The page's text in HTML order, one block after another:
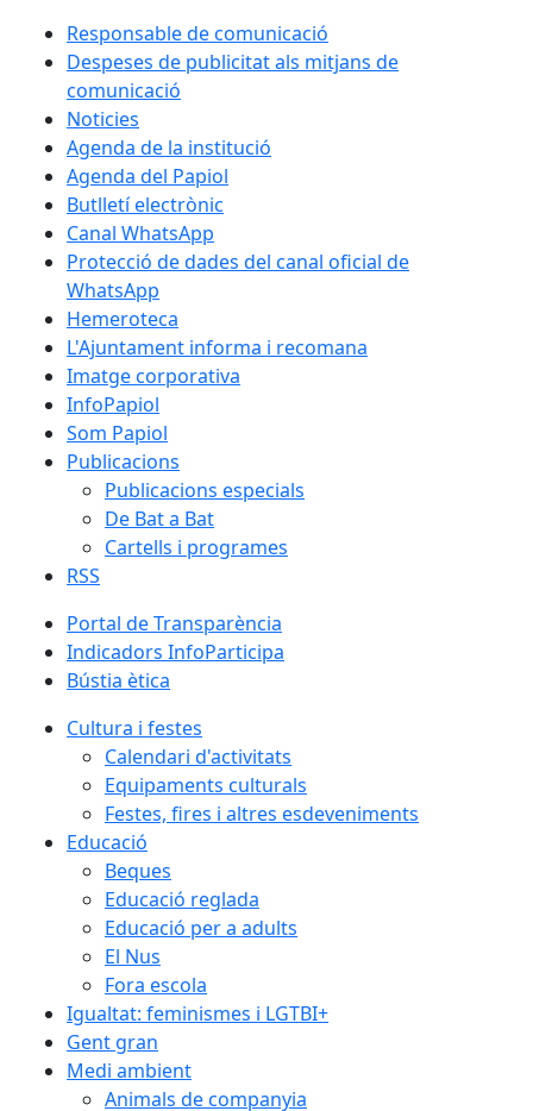
Responsable de comunicació
Despeses de publicitat als mitjans de
comunicació
Noticies
Agenda de la institució
Agenda del Papiol
Butlletí electrònic
Canal WhatsApp
Protecció de dades del canal oficial de
WhatsApp
Hemeroteca
L'Ajuntament informa i recomana
Imatge corporativa
InfoPapiol
Som Papiol
Publicacions
Publicacions especials
De Bat a Bat
Cartells i programes
RSS
Portal de Transparència
Indicadors InfoParticipa
Bústia ètica
Cultura i festes
Calendari d'activitats
Equipaments culturals
Festes, fires i altres esdeveniments
Educació
Beques
Educació reglada
Educació per a adults
El Nus
Fora escola
Igualtat: feminismes i LGTBI+
Gent gran
Medi ambient
Animals de companyia